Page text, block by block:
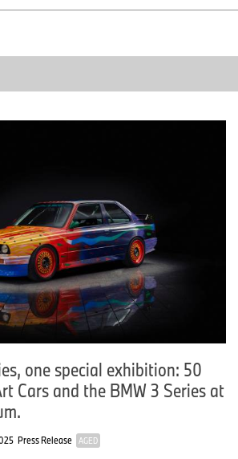
desde 1975. La iniciativa surgió del piloto
en 1975 y se convirtió en el favorito del
de la Colección BMW Art Car. En los años
como Frank Stella, Roy
Robert Rauschenberg, Esther
Jenny Holzer, Ólafur Elíasson y Jeff
colección con más BMW Art Cars, cada
y el artista conceptual estadounidense
cada uno un BMW Art Car basado
respectivamente en 2016 y 2017. Los
exhiben en su hogar, el Museo BMW en
están de gira por todo el mundo como
internacionales.
one special exhibition: 50
Cars and the BMW 3 Series at
Press Release AGED